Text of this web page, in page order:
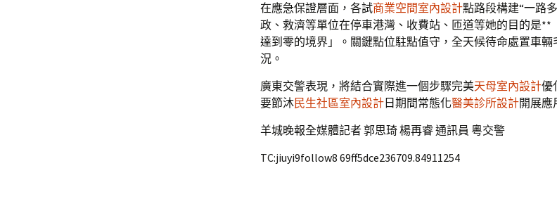
在應急保證層面，各試商業空間室內設計點路段構建“一路
政、救濟等單位在停車港灣、收費站、匝道等她的目的是**
達到零的境界」。關鍵點位駐點值守，全天候待命處置車
況。
廣東交警表現，將結合實際進一個步驟完美天母室內設計優
要節沐民生社區室內設計 日期間常態化醫美診所設計開展應
羊城晚報全媒體記者 郭思琦 楊再睿 通訊員 粵交警
TC:jiuyi9follow8 69ff5dce236709.84911254